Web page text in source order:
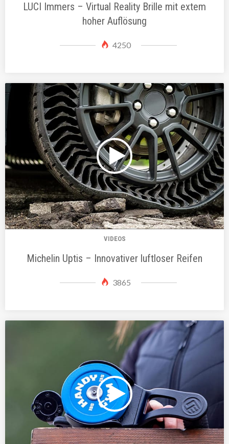
LUCI Immers – Virtual Reality Brille mit extem
hoher Auflösung
4250
VIDEOS
Michelin Uptis – Innovativer luftloser Reifen
3865